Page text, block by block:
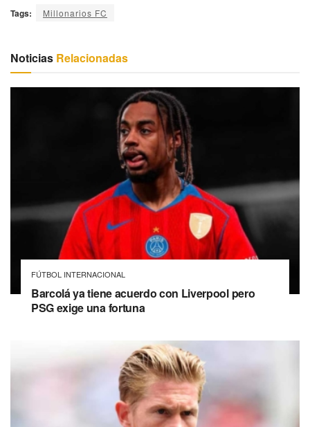
Tags: Millonarios FC
Noticias Relacionadas
FÚTBOL INTERNACIONAL
Barcolá ya tiene acuerdo con Liverpool pero
PSG exige una fortuna